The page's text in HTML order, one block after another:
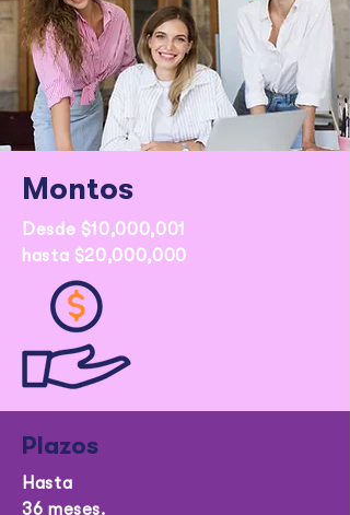
Montos
Desde $10,000,001
hasta $20,000,000
Plazos
Hasta
36 meses.